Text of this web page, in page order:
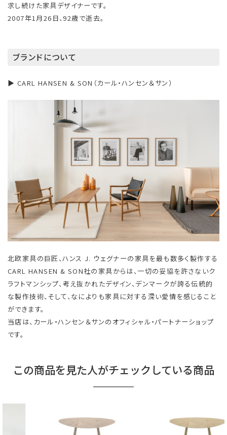
求し続けた家具デザイナーです。
2007年1月26日、92歳で逝去。
ブランドについて
▶ CARL HANSEN & SON（カール・ハンセン＆サン）
北欧家具の巨匠、ハンス J. ウェグナーの家具を最も数多く製作する
CARL HANSEN & SON社の家具からは、一切の妥協を許さないク
ラフトマンシップ、考え抜かれたデザイン、デンマークが誇る伝統的
な製作技術、そして、なによりも家具に対する深い愛情を感じること
ができます。
当店は、カール・ハンセン＆サンのオフィシャル・パートナーショップ
です。
この商品を見た人がチェックしている商品